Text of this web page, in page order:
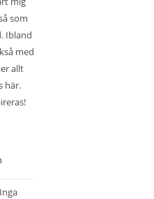
som
Ibland
med
allt
här.